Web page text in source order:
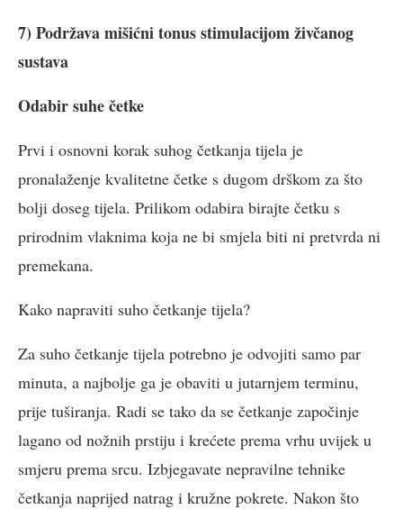
7) Podržava mišićni tonus stimulacijom živčanog
sustava
Odabir suhe četke
Prvi i osnovni korak suhog četkanja tijela je
pronalaženje kvalitetne četke s dugom drškom za što
bolji doseg tijela. Prilikom odabira birajte četku s
prirodnim vlaknima koja ne bi smjela biti ni pretvrda ni
premekana.
Kako napraviti suho četkanje tijela?
Za suho četkanje tijela potrebno je odvojiti samo par
minuta, a najbolje ga je obaviti u jutarnjem terminu,
prije tuširanja. Radi se tako da se četkanje započinje
lagano od nožnih prstiju i krećete prema vrhu uvijek u
smjeru prema srcu. Izbjegavate nepravilne tehnike
četkanja naprijed natrag i kružne pokrete. Nakon što